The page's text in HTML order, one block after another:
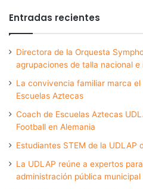
Entradas recientes
Directora de la Orquesta
agrupaciones de talla nacional e
La convivencia familiar marca
Escuelas Aztecas
Coach de Escuelas Aztecas
Football en Alemania
Estudiantes STEM de la UDLAP
La UDLAP reúne a expertos
administración pública municipal